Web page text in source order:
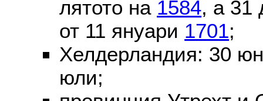
лятото на 1584, а 31
от 11 януари 1701;
Хелдерландия: 30
юли;